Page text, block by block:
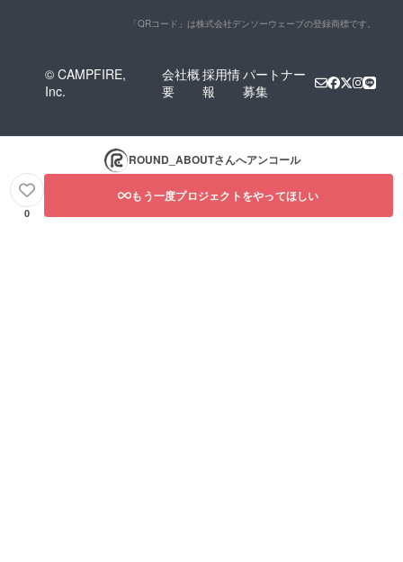
「QRコード」は株式会社デンソーウェーブの登録商標です。
© CAMPFIRE,
Inc.
会社概
要
採用情
報
パートナー
募集
ROUND_ABOUTさんへアンコール
0
もう一度プロジェクトをやってほしい